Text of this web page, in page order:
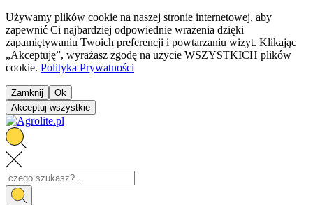
Używamy plików cookie na naszej stronie internetowej, aby
zapewnić Ci najbardziej odpowiednie wrażenia dzięki
zapamiętywaniu Twoich preferencji i powtarzaniu wizyt. Klikając
„Akceptuję”, wyrażasz zgodę na użycie WSZYSTKICH plików
cookie. Polityka Prywatności
Zamknij
Ok
Akceptuj wszystkie